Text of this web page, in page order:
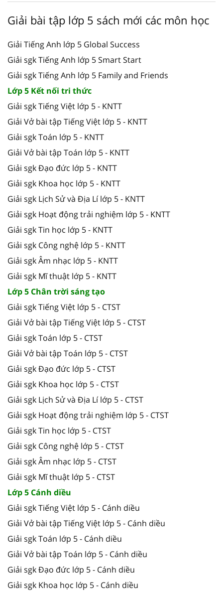
Giải bài tập lớp 5 sách mới các môn học
Giải Tiếng Anh lớp 5 Global Success
Giải sgk Tiếng Anh lớp 5 Smart Start
Giải sgk Tiếng Anh lớp 5 Family and Friends
Lớp 5 Kết nối tri thức
Giải sgk Tiếng Việt lớp 5 - KNTT
Giải Vở bài tập Tiếng Việt lớp 5 - KNTT
Giải sgk Toán lớp 5 - KNTT
Giải Vở bài tập Toán lớp 5 - KNTT
Giải sgk Đạo đức lớp 5 - KNTT
Giải sgk Khoa học lớp 5 - KNTT
Giải sgk Lịch Sử và Địa Lí lớp 5 - KNTT
Giải sgk Hoạt động trải nghiệm lớp 5 - KNTT
Giải sgk Tin học lớp 5 - KNTT
Giải sgk Công nghệ lớp 5 - KNTT
Giải sgk Âm nhạc lớp 5 - KNTT
Giải sgk Mĩ thuật lớp 5 - KNTT
Lớp 5 Chân trời sáng tạo
Giải sgk Tiếng Việt lớp 5 - CTST
Giải Vở bài tập Tiếng Việt lớp 5 - CTST
Giải sgk Toán lớp 5 - CTST
Giải Vở bài tập Toán lớp 5 - CTST
Giải sgk Đạo đức lớp 5 - CTST
Giải sgk Khoa học lớp 5 - CTST
Giải sgk Lịch Sử và Địa Lí lớp 5 - CTST
Giải sgk Hoạt động trải nghiệm lớp 5 - CTST
Giải sgk Tin học lớp 5 - CTST
Giải sgk Công nghệ lớp 5 - CTST
Giải sgk Âm nhạc lớp 5 - CTST
Giải sgk Mĩ thuật lớp 5 - CTST
Lớp 5 Cánh diều
Giải sgk Tiếng Việt lớp 5 - Cánh diều
Giải Vở bài tập Tiếng Việt lớp 5 - Cánh diều
Giải sgk Toán lớp 5 - Cánh diều
Giải Vở bài tập Toán lớp 5 - Cánh diều
Giải sgk Đạo đức lớp 5 - Cánh diều
Giải sgk Khoa học lớp 5 - Cánh diều